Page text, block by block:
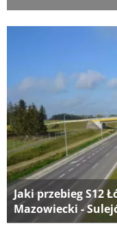
Jaki przebieg S12
Mazowiecki -